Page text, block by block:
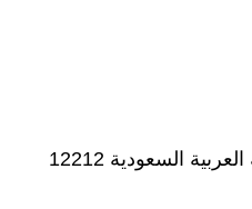
السعودية 12212